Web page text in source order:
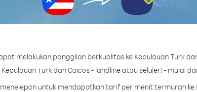
melakukan panggilan berkualitas ke Kepulauan Turk
Turk dan Caicos - landline atau seluler! - mulai
untuk mendapatkan tarif per menit termurah ke